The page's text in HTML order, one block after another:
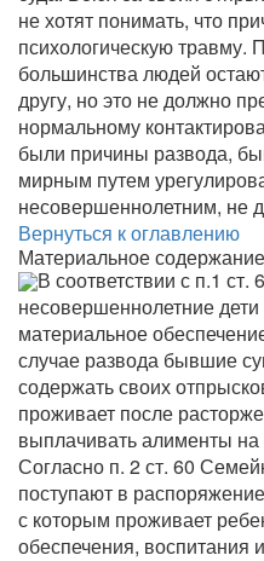
не хотят понимать, что
психологическую травму.
большинства людей
другу, но это не должно
нормальному
были причины развода,
мирным путем
несовершеннолетним, не
Вернуться к оглавлению
Материальное
В соответствии с п.1
несовершеннолетние
материальное
случае развода бывшие
содержать своих
проживает после
выплачивать алименты
Согласно п. 2 ст. 60
поступают в
с которым проживает
обеспечения, воспитания